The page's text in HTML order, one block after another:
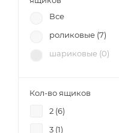
Все
роликовые (7)
шариковые (0)
Кол-во ящиков
2 (6)
3 (1)